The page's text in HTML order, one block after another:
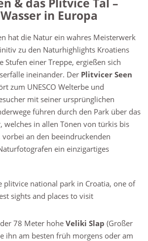
& das Plitvice Tal –
in Europa
hat die Natur ein wahres Meisterwerk
zu den Naturhighlights Kroatiens
Stufen einer Treppe, ergießen sich
ineinander. Der Plitvicer Seen
zum UNESCO Welterbe und
mit seiner ursprünglichen
führen durch den Park über das
welches in allen Tönen von türkis bis
an den beeindruckenden
ein einzigartiges
78 Meter hohe Veliki Slap (Großer
ihn am besten früh morgens oder am